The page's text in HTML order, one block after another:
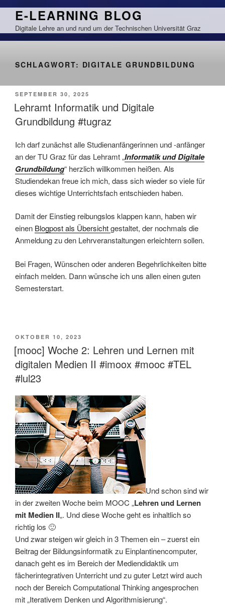
Zum
springen
E-LEARNING BLOG
Digitale Lehre an und rund um der Technischen Universität Graz
SCHLAGWORT: DIGITALE GRUNDBILDUNG
VERÖFFENTLICHT
AM
SEPTEMBER 30, 2025
Lehramt Informatik und Digitale
Grundbildung #tugraz
Ich darf zunächst alle Studienanfängerinnen und -anfänger
an der TU Graz für das Lehramt „Informatik und Digitale
Grundbildung“ herzlich willkommen heißen. Als
Studiendekan freue ich mich, dass sich wieder so viele für
dieses wichtige Unterrichtsfach entschieden haben.
Damit der Einstieg reibungslos klappen kann, haben wir
einen Blogpost als Übersichtgestaltet, der nochmals die
Anmeldung zu den Lehrveranstaltungen erleichtern sollen.
Bei Fragen, Wünschen oder anderen Begehrlichkeiten bitte
einfach melden. Dann wünsche ich uns allen einen guten
Semesterstart.
VERÖFFENTLICHT
AM
OKTOBER 10, 2023
[mooc] Woche 2: Lehren und Lernen mit
digitalen Medien II #imoox #mooc #TEL
#lul23
Und schon sind wir
in der zweiten Woche beim MOOC „Lehren und Lernen
mit Medien II„. Und diese Woche geht es inhaltlich so
richtig los 🙂
Und zwar steigen wir gleich in 3 Themen ein – zuerst ein
Beitrag der Bildungsinformatik zu Einplantinencomputer,
danach geht es im Bereich der Mediendidaktik um
fächerintegrativen Unterricht und zu guter Letzt wird auch
noch der Bereich Computational Thinking angesprochen
mit „Iterativem Denken und Algorithmisierung“.